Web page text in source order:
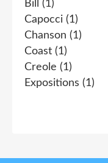
Bill
(1)
Capocci (1)
Chanson (1)
Coast (1)
Creole (1)
Expositions (1)